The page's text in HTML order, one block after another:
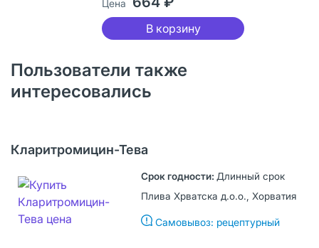
Цена
В корзину
Пользователи также
интересовались
Кларитромицин-Тева
Длинный срок
Плива Хрватска д.о.о., Хорватия
Самовывоз: рецептурный